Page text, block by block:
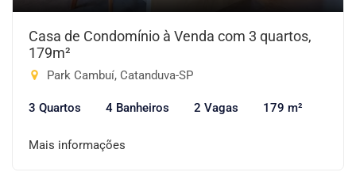
Casa de Condomínio à Venda com 3 quartos,
179m²
Park Cambuí, Catanduva-SP
3 Quartos 4 Banheiros 2 Vagas 179 m²
Mais informações